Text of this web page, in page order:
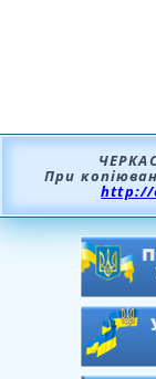
При
http://